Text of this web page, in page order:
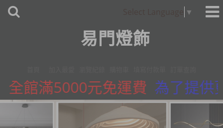
▼
易門燈飾
館滿5000元免運費 為了提供